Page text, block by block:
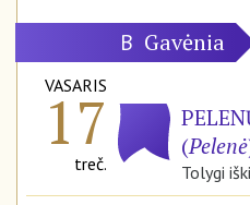
B Gavėnia
VASARIS
17
treč.
(Pelenė
Tolygi